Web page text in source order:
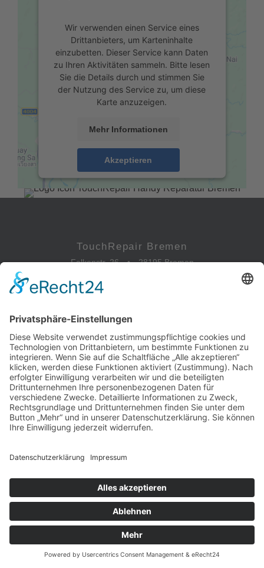
Wir verwenden einen Service eines
Drittanbieters, um Karteninhalte
einzubetten. Dieser Service kann Daten
zu Ihren Aktivitäten sammeln. Bitte lesen
Sie die Details durch und stimmen Sie
der Nutzung des Service zu, um diese
Karte anzuzeigen.
Mehr Informationen
Akzeptieren
powered byUsercentrics Consent
Management Platform& eRecht24
TouchRepair Bremen
Falkenstr. 26 •
28195 Bremen
info@touchrepair.de
Öffnungszeiten
Mo - Fr09:00 - 18:00 Uhr
Sa
09:00 - 15:00 Uhr
So
geschlossen
2026 • touchrepair.de